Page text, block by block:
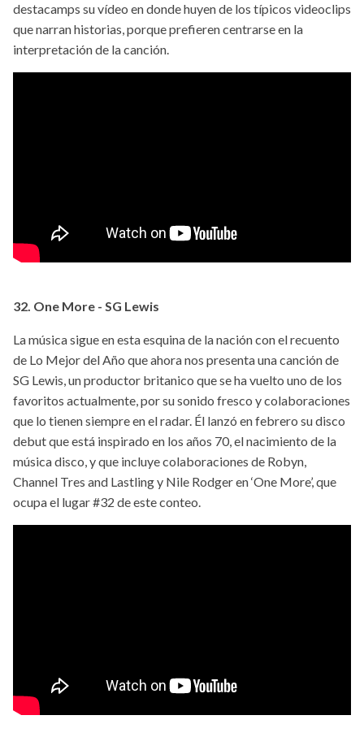
destacamps su vídeo en donde huyen de los típicos videoclips
que narran historias, porque prefieren centrarse en la
interpretación de la canción.
32. One More - SG Lewis
La música sigue en esta esquina de la nación con el recuento
de Lo Mejor del Año que ahora nos presenta una canción de
SG Lewis, un productor britanico que se ha vuelto uno de los
favoritos actualmente, por su sonido fresco y colaboraciones
que lo tienen siempre en el radar. Él lanzó en febrero su disco
debut que está inspirado en los años 70, el nacimiento de la
música disco, y que incluye colaboraciones de Robyn,
Channel Tres and Lastling y Nile Rodger en ‘One More’, que
ocupa el lugar #32 de este conteo.